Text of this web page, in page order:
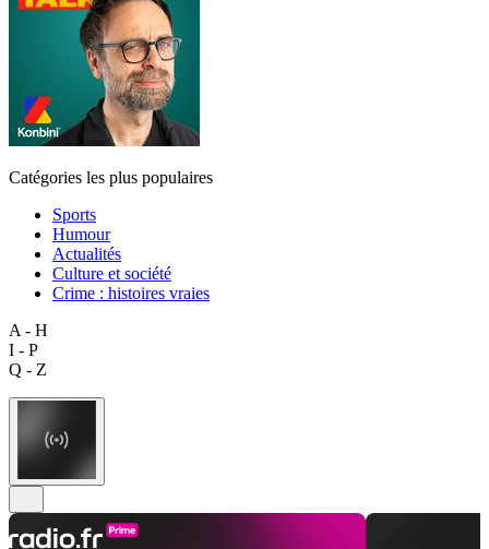
Catégories les plus populaires
Sports
Humour
Actualités
Culture et société
Crime : histoires vraies
A - H
I - P
Q - Z